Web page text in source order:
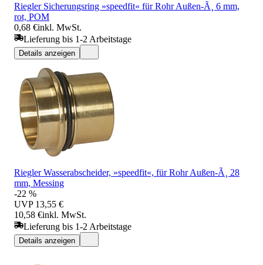
Riegler Sicherungsring »speedfit« für Rohr Außen-Ã¸ 6 mm,
rot, POM
0,68 €inkl. MwSt.
Lieferung bis 1-2 Arbeitstage
Details anzeigen
Riegler Wasserabscheider, »speedfit«, für Rohr Außen-Ã¸ 28
mm, Messing
-22 %
UVP 13,55 €
10,58 €inkl. MwSt.
Lieferung bis 1-2 Arbeitstage
Details anzeigen